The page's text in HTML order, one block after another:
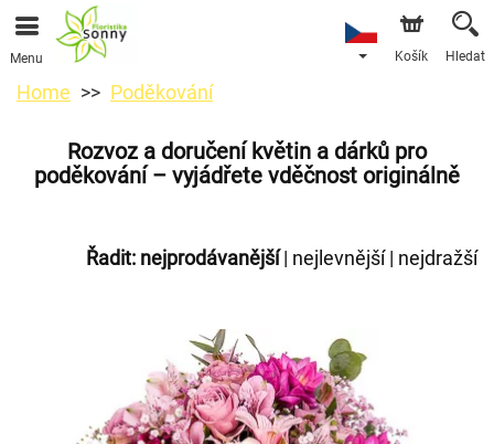
Menu Košík Hledat
Home Poděkování
Rozvoz a doručení květin a dárků pro
poděkování – vyjádřete vděčnost originálně
Řadit: nejprodávanější| nejlevnější| nejdražší